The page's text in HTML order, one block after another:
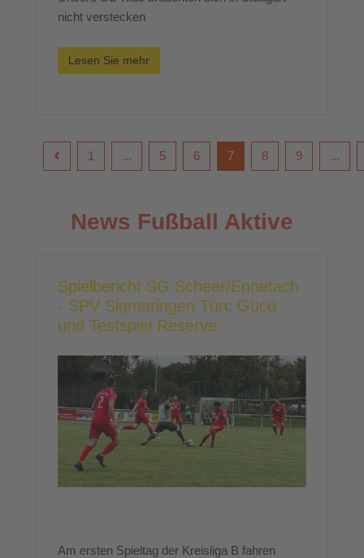
nicht verstecken
Lesen Sie mehr
1 ... 5 6 7 8 9 ...
News Fußball Aktive
Spielbericht SG Scheer/Ennetach
- SPV Sigmaringen Türc Gücü
und Testspiel Reserve
Am ersten Spieltag der Kreisliga B fahren